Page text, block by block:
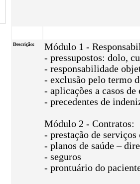
Descrição:
Módulo 1 -
- pressupostos: dolo,
- responsabilidade
- exclusão pelo termo
- aplicações a casos
- precedentes de
Módulo 2 - Contratos:
- prestação de
- planos de saúde –
- seguros
- prontuário do